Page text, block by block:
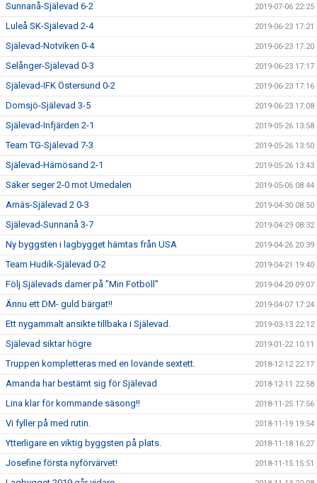
Sunnanå-Själevad 6-2 2019-07-06 22:25
Luleå SK-Själevad 2-4 2019-06-23 17:21
Själevad-Notviken 0-4 2019-06-23 17:20
Selånger-Själevad 0-3 2019-06-23 17:17
Själevad-IFK Östersund 0-2 2019-06-23 17:16
Domsjö-Själevad 3-5 2019-06-23 17:08
Själevad-Infjärden 2-1 2019-05-26 13:58
Team TG-Själevad 7-3 2019-05-26 13:50
Själevad-Härnösand 2-1 2019-05-26 13:43
Säker seger 2-0 mot Umedalen 2019-05-06 08:44
Arnäs-Själevad 2 0-3 2019-04-30 08:50
Själevad-Sunnanå 3-7 2019-04-29 08:32
Ny byggsten i lagbygget hämtas från USA 2019-04-26 20:39
Team Hudik-Själevad 0-2 2019-04-21 19:40
Följ Själevads damer på ”Min Fotboll” 2019-04-20 09:07
Ännu ett DM- guld bärgat!! 2019-04-07 17:24
Ett nygammalt ansikte tillbaka i Själevad. 2019-03-13 22:12
Själevad siktar högre 2019-01-22 10:11
Truppen kompletteras med en lovande sextett. 2018-12-12 22:17
Amanda har bestämt sig för Själevad 2018-12-11 22:58
Lina klar för kommande säsong!! 2018-11-25 17:56
Vi fyller på med rutin. 2018-11-19 19:54
Ytterligare en viktig byggsten på plats. 2018-11-18 16:27
Josefine första nyförvärvet! 2018-11-15 15:51